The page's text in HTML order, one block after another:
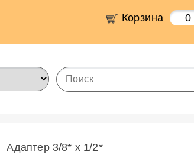
Корзина 0
Адаптер 3/8* х 1/2*